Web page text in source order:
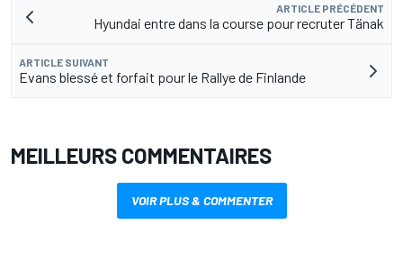
ARTICLE PRÉCÉDENT
Hyundai entre dans la course pour recruter Tänak
ARTICLE SUIVANT
Evans blessé et forfait pour le Rallye de Finlande
MEILLEURS COMMENTAIRES
VOIR PLUS & COMMENTER